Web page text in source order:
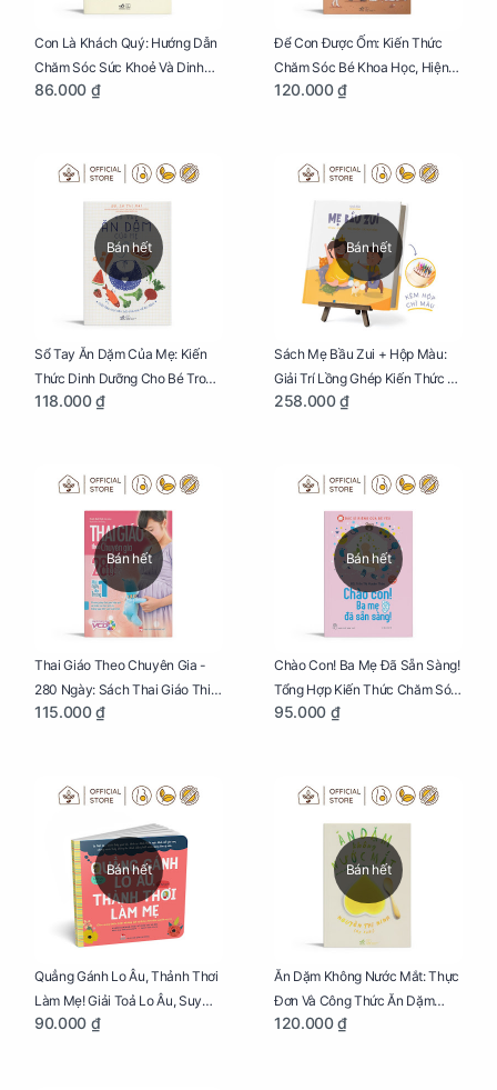
Con Là Khách Quý: Hướng Dẫn
Chăm Sóc Sức Khoẻ Và Dinh
Dưỡng Cho Bé
86.000 ₫
Để Con Được Ốm: Kiến Thức
Chăm Sóc Bé Khoa Học, Hiện
Đại
120.000 ₫
Bán hết
Sổ Tay Ăn Dặm Của Mẹ: Kiến
Thức Dinh Dưỡng Cho Bé Trong
Tuổi Ăn Dặm
118.000 ₫
Bán hết
Sách Mẹ Bầu Zui + Hộp Màu:
Giải Trí Lồng Ghép Kiến Thức Và
Lời Khuyên Mang Thai Bổ Ích
258.000 ₫
Bán hết
Thai Giáo Theo Chuyên Gia -
280 Ngày: Sách Thai Giáo Thiết
Thực Nhất Cho Mẹ Bầu
115.000 ₫
Bán hết
Chào Con! Ba Mẹ Đã Sẵn Sàng!
Tổng Hợp Kiến Thức Chăm Sóc
Trẻ Sơ Sinh
95.000 ₫
Bán hết
Quẳng Gánh Lo Âu, Thảnh Thơi
Làm Mẹ! Giải Toả Lo Âu, Suy
Nghĩ Tiêu Cực Cho Mẹ
90.000 ₫
Bán hết
Ăn Dặm Không Nước Mắt: Thực
Đơn Và Công Thức Ăn Dặm
Kiểu Nhật
120.000 ₫